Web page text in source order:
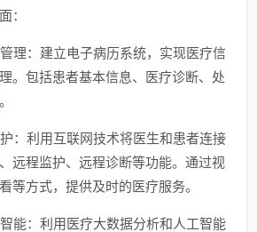
：
理：建立电子病历系统，实现医疗信
。包括患者基本信息、医疗诊断、处
：利用互联网技术将医生和患者连接
远程监护、远程诊断等功能。通过视
等方式，提供及时的医疗服务。
能：利用医疗大数据分析和人工智能